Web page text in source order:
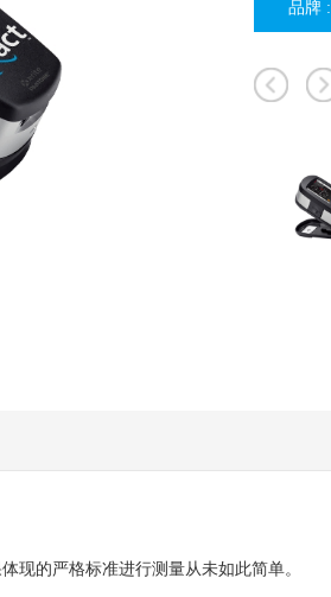
品牌 :
现的严格标准进行测量从未如此简单。